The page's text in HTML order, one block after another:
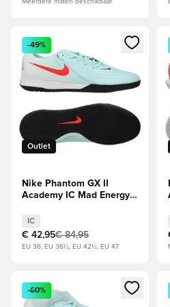
Meerdere maten beschikbaar
Opent een venster om in te
Outlet
-49%
Nike Phantom GX II
Academy IC Mad Energy -
IC
€ 42,95€ 84,95
EU 36, EU 36½, EU 42½, EU 47
Opent een venster om in te
-60%